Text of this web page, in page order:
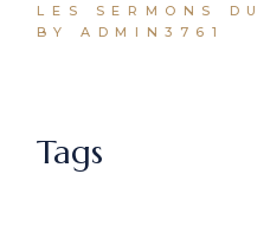
LES SERMONS DU
BY ADMIN3761
Tags